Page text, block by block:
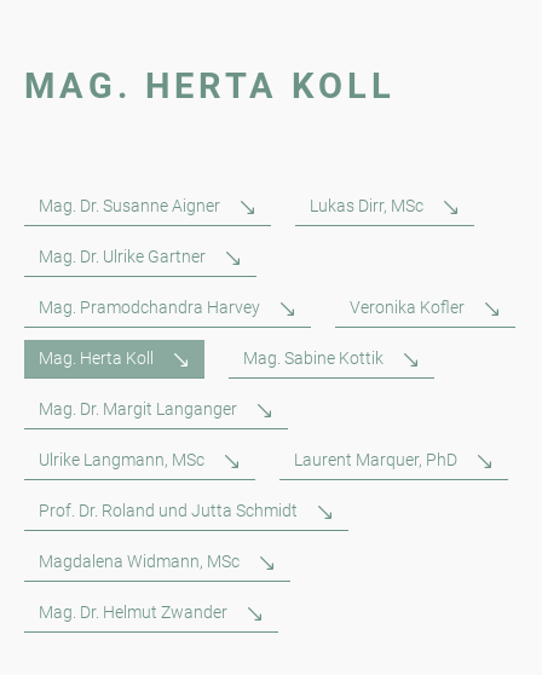
MAG. HERTA KOLL
Mag. Dr. Susanne Aigner Lukas Dirr, MSc
Mag. Dr. Ulrike Gartner
Mag. Pramodchandra Harvey Veronika Kofler
Mag. Herta Koll Mag. Sabine Kottik
Mag. Dr. Margit Langanger
Ulrike Langmann, MSc Laurent Marquer, PhD
Prof. Dr. Roland und Jutta Schmidt
Magdalena Widmann, MSc
Mag. Dr. Helmut Zwander